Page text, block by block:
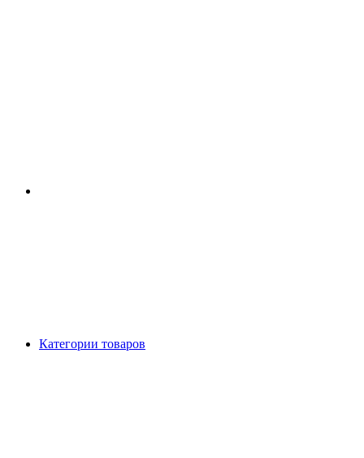
Категории товаров